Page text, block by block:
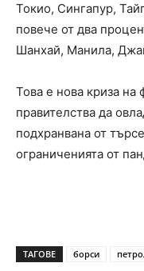
Токио, Сингапур,
повече от два
Шанхай, Манила,
Това е нова криза на
правителства да
подхранвана от
ограниченията от
ТАГОВЕ борси